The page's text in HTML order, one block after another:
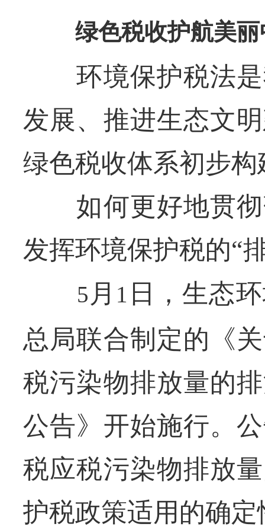
绿色税收护航美
环境保护税法是
发展、推进生态文
绿色税收体系初步
如何更好地贯彻
发挥环境保护税的“
5 月 1 日，生态
总局联合制定的《
税污染物排放量的
公告》开始施行。
税应税污染物排放
护税政策适用的确